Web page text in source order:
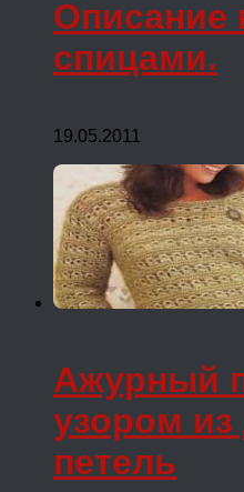
Описание
спицами.
19.05.2011
Ажурный
узором
петель